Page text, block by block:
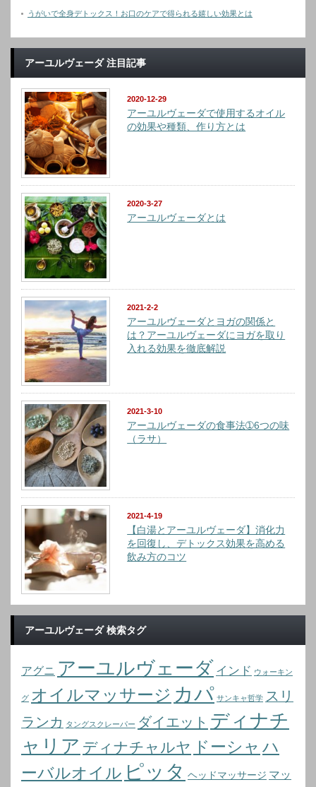
うがいで全身デトックス！お口のケアで得られる嬉しい効果とは
アーユルヴェーダ 注目記事
2020-12-29
アーユルヴェーダで使用するオイル
の効果や種類、作り方とは
2020-3-27
アーユルヴェーダとは
2021-2-2
アーユルヴェーダとヨガの関係と
は？アーユルヴェーダにヨガを取り
入れる効果を徹底解説
2021-3-10
アーユルヴェーダの食事法➀6つの味
（ラサ）
2021-4-19
【白湯とアーユルヴェーダ】消化力
を回復し、デトックス効果を高める
飲み方のコツ
アーユルヴェーダ 検索タグ
アグニ アーユルヴェーダ インド ウォーキン
グ オイルマッサージ カパ サンキャ哲学 スリ
ランカ タングスクレーパー ダイエット ディナチ
ャリア ディナチャルヤ ドーシャ ハ
ーバルオイル ピッタ ヘッドマッサージ マッ